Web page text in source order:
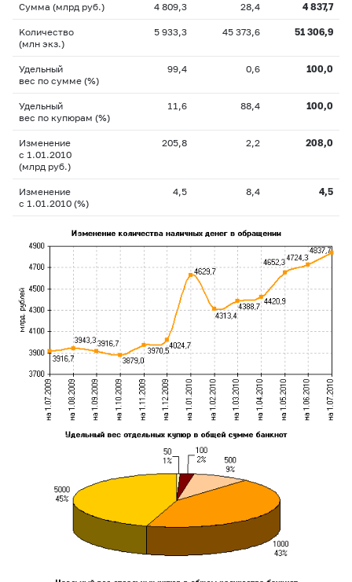
Сумма (млрд руб.) 4 809,3 28,4 4 837,7
Kоличество
(млн экз.)
5 933,3 45 373,6 51 306,9
Удельный
вес по сумме (%)
99,4 0,6 100,0
Удельный
вес по купюрам (%)
11,6 88,4 100,0
Изменение
с 1.01.2010
(млрд руб.)
205,8 2,2 208,0
Изменение
с 1.01.2010 (%)
4,5 8,4 4,5